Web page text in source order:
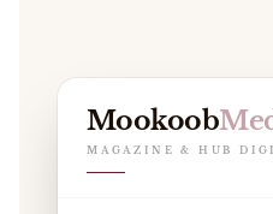
Mookoob
MAGAZINE & HUB